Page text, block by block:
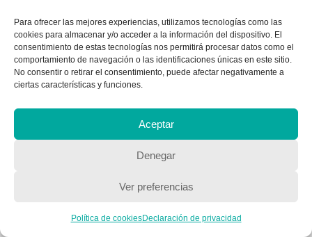
Para ofrecer las mejores experiencias, utilizamos tecnologías como las
cookies para almacenar y/o acceder a la información del dispositivo. El
consentimiento de estas tecnologías nos permitirá procesar datos como el
comportamiento de navegación o las identificaciones únicas en este sitio.
No consentir o retirar el consentimiento, puede afectar negativamente a
ciertas características y funciones.
Aceptar
Denegar
Ver preferencias
Política de cookiesDeclaración de privacidad